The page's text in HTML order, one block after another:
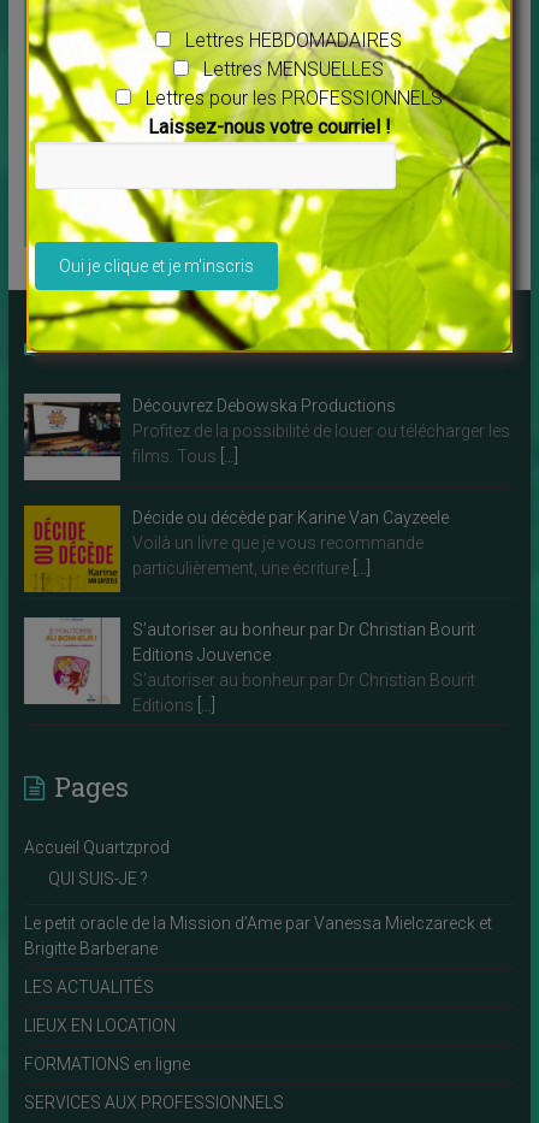
QUI JE SUIS
Ce que je
propose aux
professionnels
pour les
THERAPEUTES
SITE-PLAQUETTES-CARTES
PROS et autres conseils :
c’est ici !
Des LIVRES à lire !
Découvrez Debowska Productions
Profitez de la possibilité de louer ou télécharger les
films. Tous […]
Décide ou décède par Karine Van Cayzeele
Voilà un livre que je vous recommande
particulièrement, une écriture […]
S’autoriser au bonheur par Dr Christian Bourit
Editions Jouvence
S’autoriser au bonheur par Dr Christian Bourit
Editions […]
Pages
Accueil Quartzprod
QUI SUIS-JE ?
Le petit oracle de la Mission d’Ame par Vanessa Mielczareck et
Brigitte Barberane
LES ACTUALITÉS
LIEUX EN LOCATION
FORMATIONS en ligne
SERVICES AUX PROFESSIONNELS
Lettres HEBDOMADAIRES
Lettres MENSUELLES
Lettres pour les PROFESSIONNELS
Laissez-nous votre courriel !
Veuillez laisser ce champ vide.